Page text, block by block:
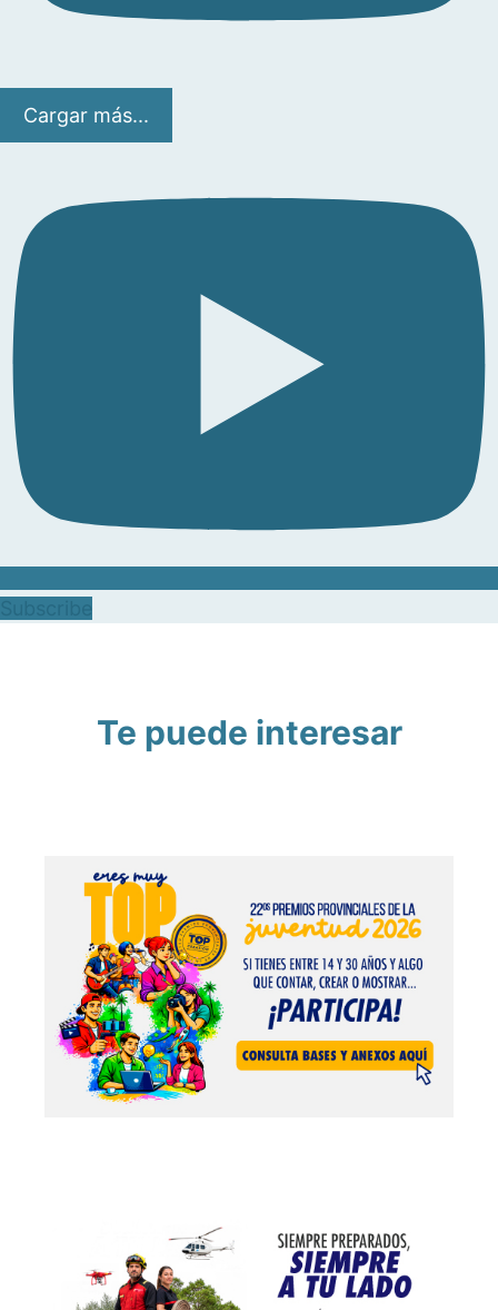
Cargar más...
Te puede interesar